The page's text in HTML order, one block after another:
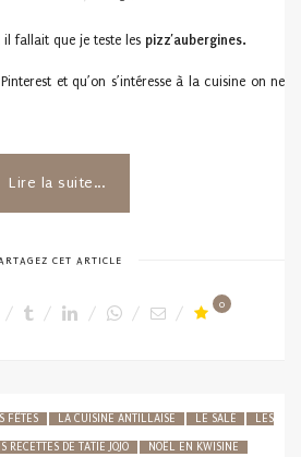
il fallait que je teste les pizz’aubergines.
et qu’on s’intéresse à la cuisine on ne
Lire la suite...
CET ARTICLE
0
FÊTES LA CUISINE ANTILLAISE LE SALÉ LES
RECETTES DE TATIE JOJO NOËL EN KWISINE